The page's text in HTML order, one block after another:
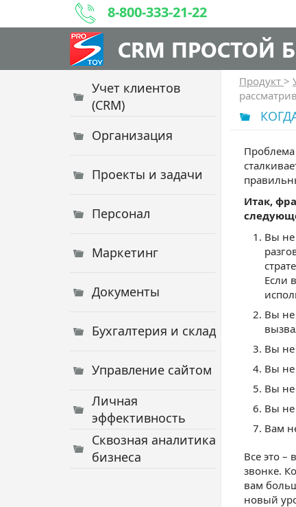
8-800-333-21-22
CRM ПРОСТОЙ
Учет клиентов
(CRM)
Организация
Проекты и задачи
Персонал
Маркетинг
Документы
Бухгалтерия и склад
Управление сайтом
Личная
эффективность
Сквозная аналитика
бизнеса
Продукт >
Проблема
Итак,
Вы не
Если
Вы не
Вы не
Вы не
Вы не
Вы не
Вам
Все это
звонке.
вам
новый